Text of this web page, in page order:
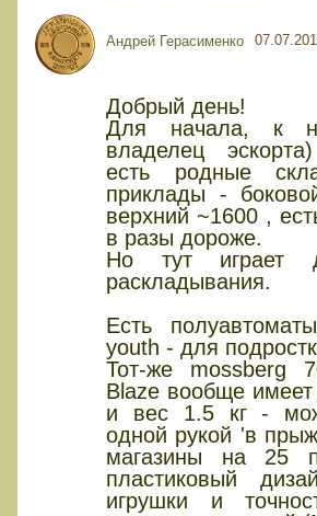
Андрей Герасименко
Добрый день!
Для начала, к
владелец
есть родные
приклады -
верхний ~1600 ,
в разы дороже.
Но тут играет
раскладывания.
Есть
youth - для
Тот-же mossberg
Blaze вообще
и вес 1.5 кг -
одной рукой 'в
магазины на 25
пластиковый
игрушки и